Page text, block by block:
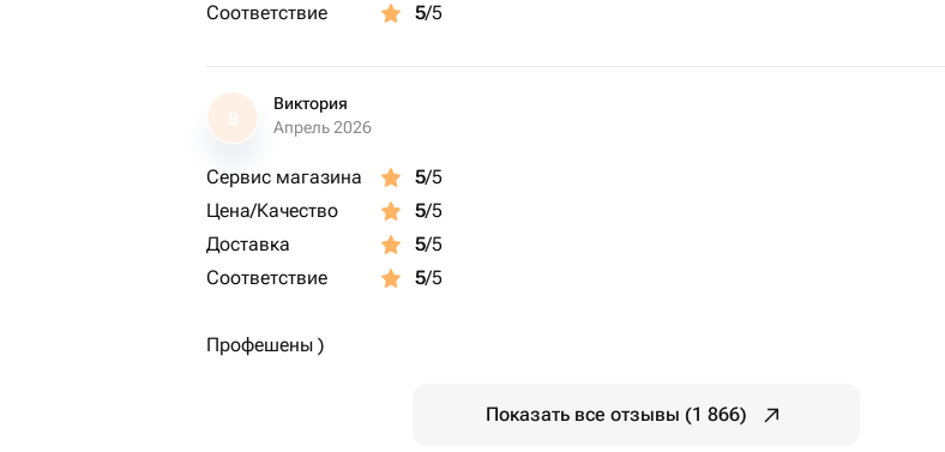
Соответствие
5/5
В
Виктория
Апрель 2026
Сервис магазина 5/5
Цена/Качество
5/5
Доставка
5/5
Соответствие
5/5
Профешены )
Показать все отзывы (1 866)